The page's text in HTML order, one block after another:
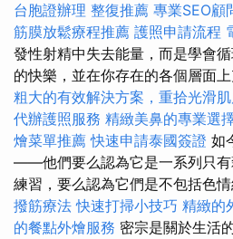
台胞證辦理 整復推薦 專業SEO顧
筋膜放鬆療程推薦 護照申請流程
發性射精中失去能量，而是學會
的快樂，並在你存在的各個層面
粗大的有效解決方案，重拾光滑
代辦護照服務 精緻美鼻的專業選
燴菜單推薦 快速申請泰國簽證 如
——他們要么認為它是一系列只有
練習，要么認為它們是不包括色
撥筋療法 快速打掃小技巧 精緻的
的餐點外燴服務 密宗是關於生活